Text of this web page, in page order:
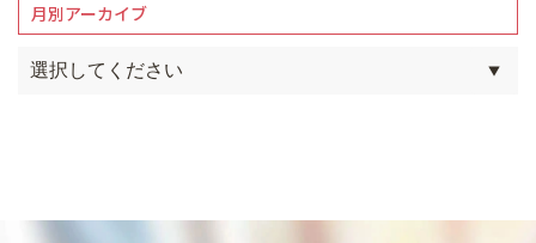
月別アーカイブ